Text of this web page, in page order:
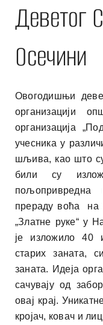
Деветог
Осечини
Овогодишњи
организацији
организација
учесника у
шљива, као што
били су
прераду воћа на
„Златне руке“ у
је изложило 40
старих заната,
заната. Идеја
сачувају од
овај крај.
кројач, ковач и